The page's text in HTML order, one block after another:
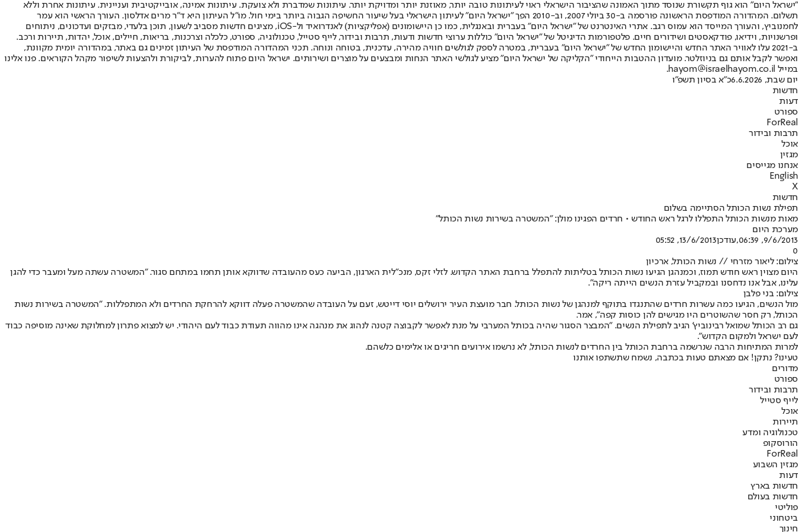
"ישראל היום" הוא גוף תקשורת שנוסד מתוך האמונה שהציבור הישראלי ראוי לעיתונות טובה יותר, מאוזנת יותר ומדויקת יותר. עיתונות שמדברת ולא צועקת. עיתונות אמינה, אובייקטיבית ועניינית. עיתונות אחרת וללא
תשלום. המהדורה המודפסת הראשונה פורסמה ב-30 ביולי 2007, וב-2010 הפך "ישראל היום" לעיתון הישראלי בעל שיעור החשיפה הגבוה ביותר בימי חול. מו"ל העיתון היא ד"ר מרים אדלסון. העורך הראשי הוא עמר
לחמנוביץ, והעורך המייסד הוא עמוס רגב. אתרי האינטרנט של "ישראל היום" בעברית ובאנגלית, כמו כן היישומונים (אפליקציות) לאנדרואיד ול-iOS, מציגים חדשות מסביב לשעון, תוכן בלעדי, מבזקים ועדכונים, ניתוחים
ופרשנויות, וידיאו, פודקאסטים ושידורים חיים. פלטפורמות הדיגיטל של "ישראל היום" כוללות ערוצי חדשות ודעות, תרבות ובידור, לייף סטייל, טכנולוגיה, ספורט, כלכלה וצרכנות, בריאות, חיילים, אוכל, יהדות, תיירות ורכב.
ב-2021 עלו לאוויר האתר החדש והיישומון החדש של "ישראל היום" בעברית, במטרה לספק לגולשים חוויה מהירה, עדכנית, בטוחה ונוחה. תכני המהדורה המודפסת של העיתון זמינים גם באתר, במהדורה יומית מקוונת,
ואפשר לקבל אותם גם בניוזלטר. מועדון ההטבות הייחודי "הקליקה של ישראל היום" מציע לגולשי האתר הנחות ומבצעים על מוצרים ושירותים. ישראל היום פתוח להערות, לביקורת ולהצעות לשיפור מקהל הקוראים. פנו אלינו
במייל hayom@israelhayom.co.il.
יום שבת, 6.6.2026
כ"א בסיון תשפ"ו
חדשות
דעות
ספורט
ForReal
תרבות ובידור
אוכל
מגזין
אנחנו מגייסים
English
X
חדשות
תפילת נשות הכותל הסתיימה בשלום
מאות מנשות הכותל התפללו לרגל ראש החודש • חרדים הפגינו מולן: "המשטרה בשירות נשות הכותל"
מערכת היום
9/6/2013, 06:39
,עודכן13/6/2013, 05:52
0
צילום: ליאור מזרחי // נשות הכותל, ארכיון
היום מצוין ראש חודש תמוז, וכמנהגן הגיעו נשות הכותל בטליתות להתפלל ברחבת האתר הקדוש. לזלי זקס, מנכ"לית הארגון, הביעה כעס מהעובדה שדווקא אותן תחמו במתחם סגור. "המשטרה עשתה מעל ומעבר כדי להגן
עלינו, אבל אנו נדחסנו ובמקביל עזרת הנשים הייתה ריקה".
צילום: בני פלבן
מול הנשים, הגיעו כמה עשרות חרדים שהתנגדו בתוקף למנהגן של נשות הכותל. חבר מועצת העיר ירושלים יוסי דייטש, זעם על העובדה שהמשטרה פעלה דווקא להרחקת החרדים ולא המתפללות. "המשטרה בשירות נשות
הכותל, רק חסר שהשוטרים היו מגישים להן כוסות קפה", אמר.
גם רב הכותל שמואל רבינוביץ' הגיב לתפילת הנשים. "המבצר הסגור שהיה בכותל המערבי על מנת לאפשר לקבוצה קטנה לנהוג את מנהגה אינו מהווה תעודת כבוד לעם היהודי. יש למצוא פתרון למחלוקת שאינה מוסיפה כבוד
לעם ישראל ולמקום הקדוש".
למרות המתיחות הרבה שנרשמה ברחבת הכותל בין החרדים לנשות הכותל, לא נרשמו אירועים חריגים או אלימים כלשהם.
טעינו? נתקן! אם מצאתם טעות בכתבה, נשמח שתשתפו אותנו
מדורים
ספורט
תרבות ובידור
לייף סטייל
אוכל
תיירות
טכנולוגיה ומדע
הורוסקופ
ForReal
מגזין השבוע
דעות
חדשות בארץ
חדשות בעולם
פוליטי
ביטחוני
חינוך